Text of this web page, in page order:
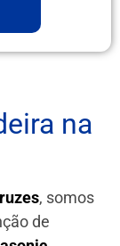
na
, somos
de